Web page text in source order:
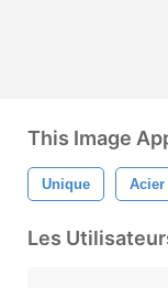
This Image
Unique Acier
Les